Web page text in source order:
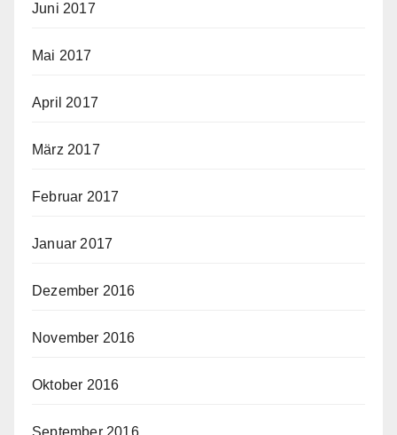
Juni 2017
Mai 2017
April 2017
März 2017
Februar 2017
Januar 2017
Dezember 2016
November 2016
Oktober 2016